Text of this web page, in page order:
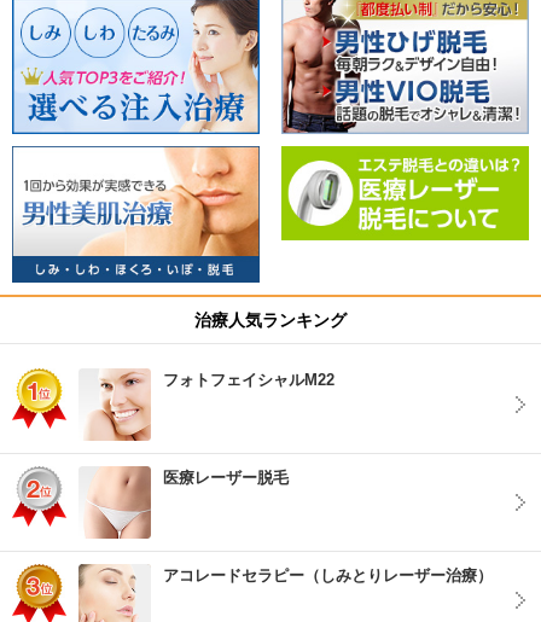
治療人気ランキング
フォトフェイシャルM22
医療レーザー脱毛
アコレードセラピー（しみとりレーザー治療）